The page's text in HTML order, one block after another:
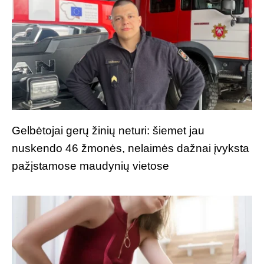
Gelbėtojai gerų žinių neturi: šiemet jau
nuskendo 46 žmonės, nelaimės dažnai įvyksta
pažįstamose maudynių vietose